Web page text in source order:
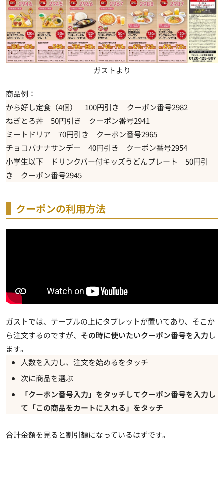
ガストより
商品例：
から好し定食（4個） 100円引き クーポン番号2982
ねぎとろ丼 50円引き クーポン番号2941
ミートドリア 70円引き クーポン番号2965
チョコバナナサンデー 40円引き クーポン番号2954
小学生以下 ドリンクバー付キッズうどんプレート 50円引
き クーポン番号2945
クーポンの利用方法
ガストでは、テーブルの上にタブレットが置いてあり、そこか
ら注文するのですが、 その時に使いたいクーポン番号を入力し
ます。
人数を入力し、注文を始めるをタッチ
次に商品を選ぶ
「クーポン番号入力」をタッチしてクーポン番号を入力し
て「この商品をカートに入れる」をタッチ
合計金額を見ると割引額になっているはずです。